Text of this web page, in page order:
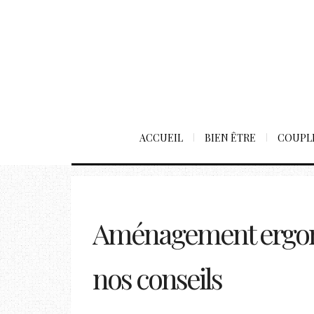
ACCUEIL BIEN ÊTRE
Aménagement
nos conseils